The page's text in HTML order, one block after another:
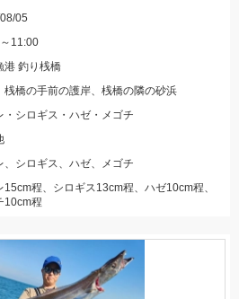
05
11:00
港 釣り桟橋
桟橋の手前の護岸、桟橋の隣の砂浜
・シロギス・ハゼ・メゴチ
、シロギス、ハゼ、メゴチ
15cm程、シロギス13cm程、ハゼ10cm程、
10cm程